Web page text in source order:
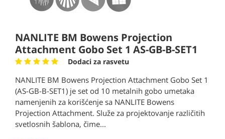
NANLITE BM Bowens Projection
Attachment Gobo Set 1 AS-GB-B-SET1
Dodaci za rasvetu
NANLITE BM Bowens Projection Attachment Gobo Set 1
(AS-GB-B-SET1) je set od 10 metalnih gobo umetaka
namenjenih za korišćenje sa NANLITE Bowens
Projection Attachment. Služe za projektovanje različitih
svetlosnih šablona, čime...